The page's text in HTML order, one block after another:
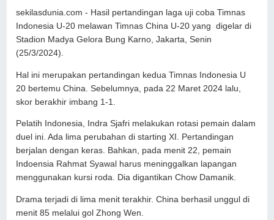
sekilasdunia.com - Hasil pertandingan laga uji coba Timnas
Indonesia U-20 melawan Timnas China U-20 yang digelar di
Stadion Madya Gelora Bung Karno, Jakarta, Senin
(25/3/2024).
Hal ini merupakan pertandingan kedua Timnas Indonesia U
20 bertemu China. Sebelumnya, pada 22 Maret 2024 lalu,
skor berakhir imbang 1-1.
Pelatih Indonesia, Indra Sjafri melakukan rotasi pemain dalam
duel ini. Ada lima perubahan di starting XI. Pertandingan
berjalan dengan keras. Bahkan, pada menit 22, pemain
Indoensia Rahmat Syawal harus meninggalkan lapangan
menggunakan kursi roda. Dia digantikan Chow Damanik.
Drama terjadi di lima menit terakhir. China berhasil unggul di
menit 85 melalui gol Zhong Wen.